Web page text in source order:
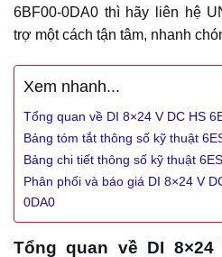
6BF00-0DA0 thì hãy liên hệ
trợ một cách tận tâm, nhanh
Xem nhanh...
Tổng quan về DI 8×24 V DC HS
Bảng tóm tắt thông số kỹ thuật
Bảng chi tiết thông số kỹ thuật
Phân phối và báo giá DI 8×24 V
0DA0
Tổng quan về DI 8×24